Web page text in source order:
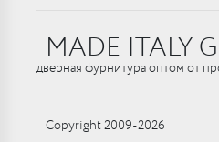
MADE ITALY
дверная фурнитура оптом от
Copyright 2009-2026